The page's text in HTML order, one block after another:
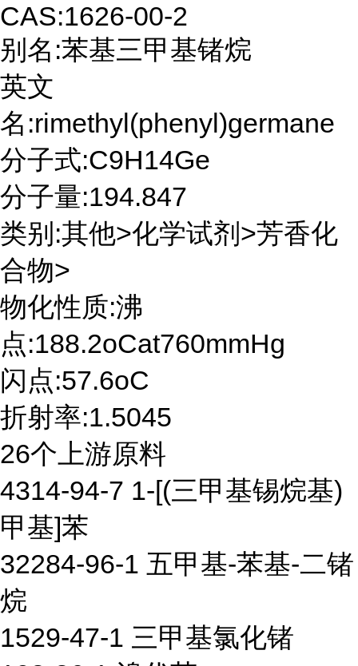
CAS:1626-00-2
别名:苯基三甲基锗烷
英文
名:rimethyl(phenyl)germane
分子式:C9H14Ge
分子量:194.847
类别:其他>化学试剂>芳香化
合物>
物化性质:沸
点:188.2oCat760mmHg
闪点:57.6oC
折射率:1.5045
26个上游原料
4314-94-7 1-[(三甲基锡烷基)
甲基]苯
32284-96-1 五甲基-苯基-二锗
烷
1529-47-1 三甲基氯化锗